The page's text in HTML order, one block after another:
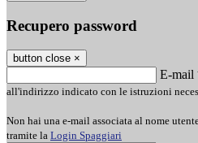
Recupero password
button close ×
E-mail
all'indirizzo indicato con le istruzioni
Non hai una e-mail associata al nome
tramite la Login Spaggiari